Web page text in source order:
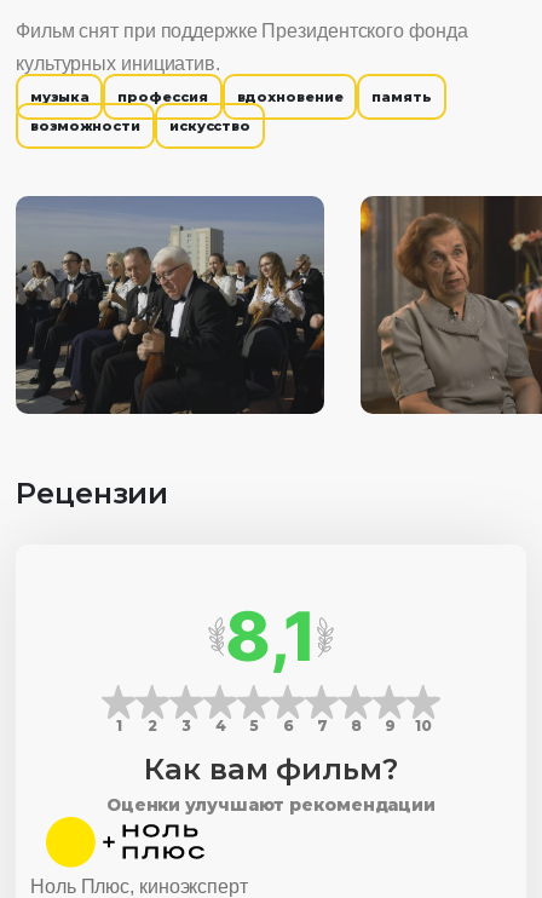
Фильм снят при поддержке Президентского фонда
культурных инициатив.
музыка профессия вдохновение
память
возможности
искусство
Рецензии
8,1
1 2 3 4 5 6 7 8 9 10
Как вам фильм?
Оценки улучшают рекомендации
Ноль Плюс, киноэксперт